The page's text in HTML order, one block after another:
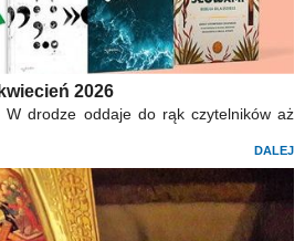
2026
W drodze oddaje do rąk czytelników aż
DALEJ